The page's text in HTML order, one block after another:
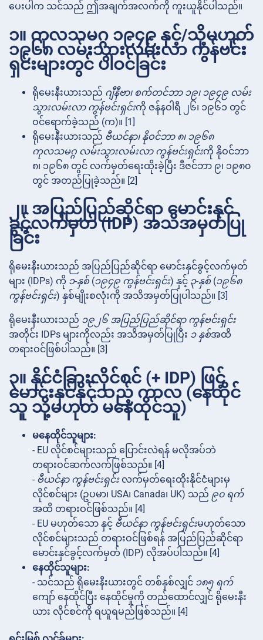
ပေးပါက သင်သည် ဤအချက်အလက်ကို ကူးယူနိုင်ပါသည်။
၁။ ကုလသမဂ္ဂ ၁၉၄၉ နှင့်/သို့မဟုတ်
၁၉၆၈ လမ်းသွားလမ်းလာ ကွန်ဗင်း
ရှင်းများတွင် ပါဝင်ခြင်း
ရိုမေးနီးယားသည် ဂျီနီဗာ၊ စက်တင်ဘာ ၁၉၊ ၁၉၄၉ လမ်း
သွားလမ်းလာ ကွန်ဗင်းရှင်းကို ဇန်နဝါရီ ၂၆၊ ၁၉၆၁ တွင်
ဝင်ရောက်ခဲ့သည် (က)။ [1]
ရိုမေးနီးယားသည် ဗီယင်နာ၊ နိုဝင်ဘာ ၈၊ ၁၉၆၈
ကုလသမဂ္ဂ လမ်းသွားလမ်းလာ ကွန်ဗင်းရှင်းကို နိုဝင်ဘာ
၈၊ ၁၉၆၈ တွင် လက်မှတ်ရေးထိုးခဲ့ပြီး ဒီဇင်ဘာ ၉၊ ၁၉၈၀
တွင် အတည်ပြုခဲ့သည်။ [2]
၂။ အပြည်ပြည်ဆိုင်ရာ မောင်းနှင်
ခွင့်လက်မှတ် (IDP) အသိအမှတ်ပြု
ခြင်း
ရိုမေးနီးယားသည် အပြည်ပြည်ဆိုင်ရာ မောင်းနှင်ခွင့်လက်မှတ်
များ (IDPs) ကို ၁-နှစ် (၁၉၄၉ ကွန်ဗင်းရှင်း) နှင့် ၃-နှစ် (၁၉၆၈
ကွန်ဗင်းရှင်း) နှစ်မျိုးစလုံးကို အသိအမှတ်ပြုပါသည်။ [3]
ရိုမေးနီးယားသည် ၁၉၂၆ အပြည်ပြည်ဆိုင်ရာ ကွန်ဗင်းရှင်း
အတိုင်း IDPs များကိုလည်း အသိအမှတ်ပြုပြီး ၁ နှစ်အထိ
တရားဝင်ဖြစ်ပါသည်။ [3]
၃။ နိုင်ငံခြားလိုင်စင် (+ IDP) ဖြင့်
မောင်းနှင်နိုင်သည့် ကာလ (နေထိုင်
သူ သို့မဟုတ် မနေထိုင်သူ)
မနေထိုင်သူများ:
- EU လိုင်စင်များသည် ပြောင်းလဲရန် မလိုအပ်ဘဲ
တရားဝင်ဆက်လက်ဖြစ်သည်။ [4]
- ဗီယင်နာ ကွန်ဗင်းရှင်းလက်မှတ်ရေးထိုးနိုင်ငံများမှ
လိုင်စင်များ (ဥပမာ၊ USA၊ Canada၊ UK) သည် ၉၀ ရက်
အထိ တရားဝင်ဖြစ်သည်။ [4]
- EU မဟုတ်သော နှင့် ဗီယင်နာ ကွန်ဗင်းရှင်းမဟုတ်သော
လိုင်စင်များသည် တရားဝင်ဖြစ်ရန် အပြည်ပြည်ဆိုင်ရာ
မောင်းနှင်ခွင့်လက်မှတ် (IDP) လိုအပ်ပါသည်။ [4]
နေထိုင်သူများ:
- သင်သည် ရိုမေးနီးယားတွင် တစ်နှစ်လျှင် ၁၈၅ ရက်
ကျော် နေထိုင်ပြီး နေထိုင်မှုကို တည်ထောင်လျှင် ရိုမေးနီး
ယား လိုင်စင်ကို ရယူရမည်ဖြစ်သည်။ [4]